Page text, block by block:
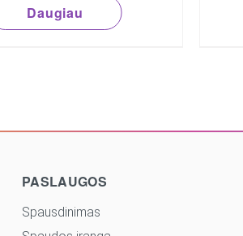
Daugiau
PASLAUGOS
Spausdinimas